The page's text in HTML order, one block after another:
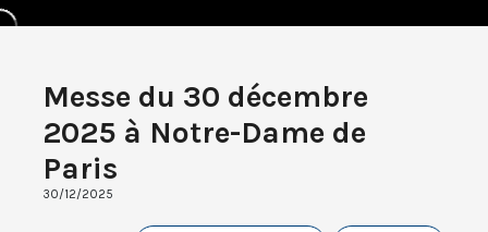
Messe du 30 décembre
2025 à Notre-Dame de
Paris
30/12/2025